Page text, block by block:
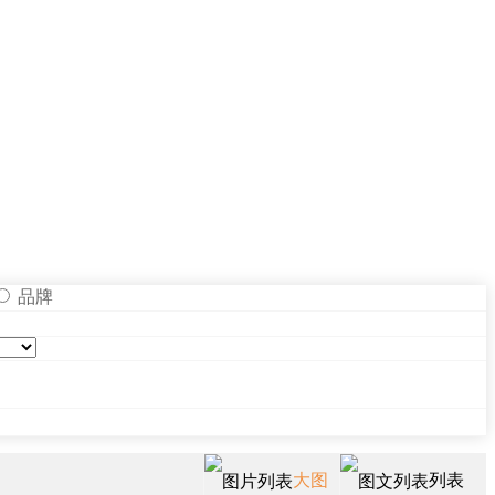
品牌
大图 列表